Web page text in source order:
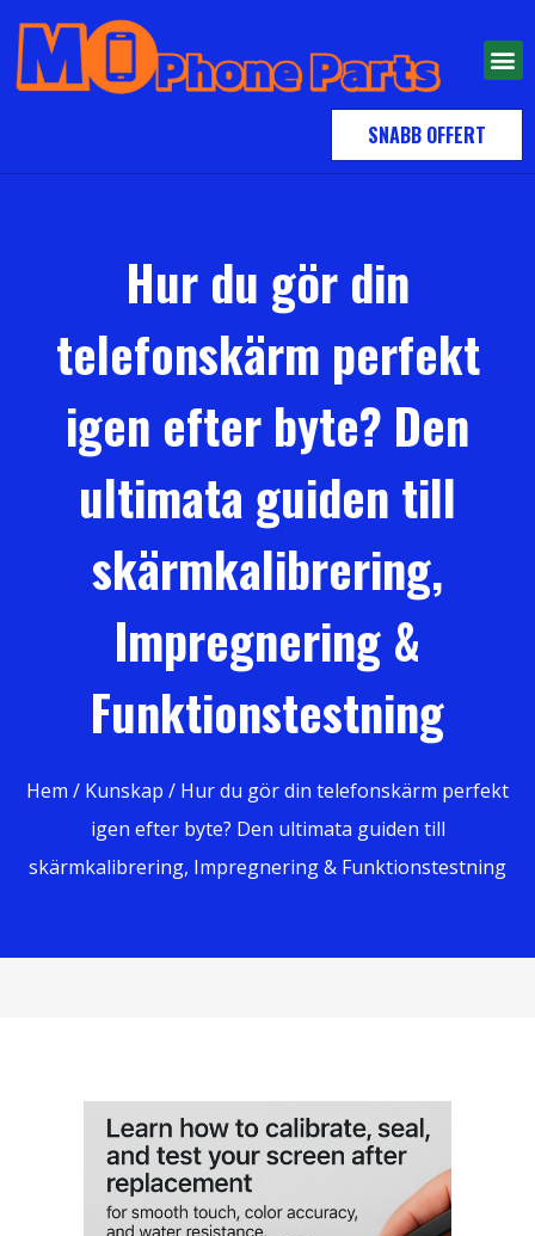
SNABB OFFERT
Hur du gör din
telefonskärm perfekt
igen efter byte? Den
ultimata guiden till
skärmkalibrering,
Impregnering &
Funktionstestning
Hem / Kunskap / Hur du gör din telefonskärm perfekt
igen efter byte? Den ultimata guiden till
skärmkalibrering, Impregnering & Funktionstestning